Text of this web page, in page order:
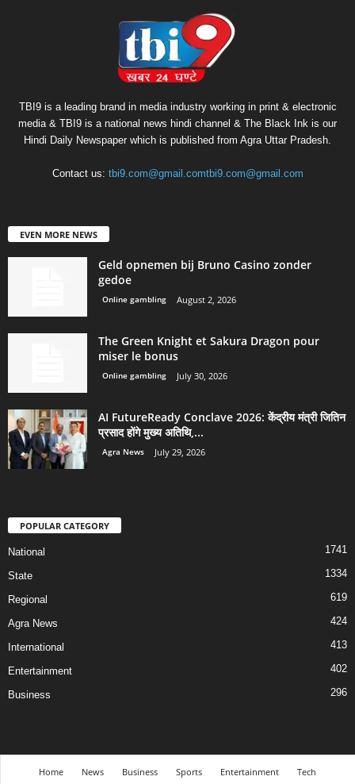
TBI9 is a leading brand in media industry working in print & electronic
media & TBI9 is a national news hindi channel & The Black Ink is our
Hindi Daily Newspaper which is published from Agra Uttar Pradesh.
Contact us: tbi9.com@gmail.comtbi9.com@gmail.com
EVEN MORE NEWS
Geld opnemen bij Bruno Casino zonder
gedoe
Online gambling August 2, 2026
The Green Knight et Sakura Dragon pour
miser le bonus
Online gambling July 30, 2026
AI FutureReady Conclave 2026: केंद्रीय मंत्री जितिन
प्रसाद होंगे मुख्य अतिथि,...
Agra News July 29, 2026
POPULAR CATEGORY
National 1741
State 1334
Regional 619
Agra News 424
International 413
Entertainment 402
Business 296
Home News Business Sports Entertainment Tech